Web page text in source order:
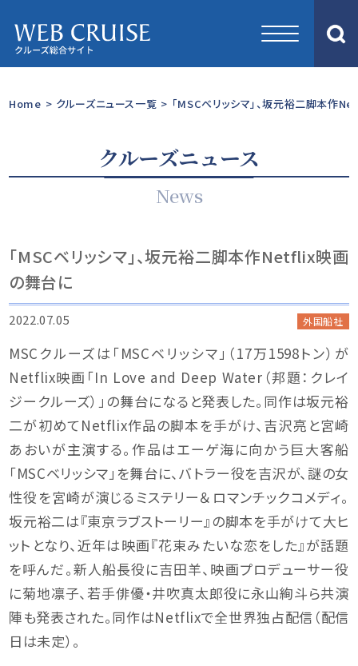
Home > クルーズニュース一覧 > 「MSCベリッシマ」、坂元裕二脚本作
クルーズニュース
News
「MSCベリッシマ」、坂元裕二脚本作Netflix映画
の舞台に
2022.07.05 外国船社
MSCクルーズは「MSCベリッシマ」（17万1598トン）が
Netflix映画「In Love and Deep Water（邦題：クレイ
ジークルーズ）」の舞台になると発表した。同作は坂元裕
二が初めてNetflix作品の脚本を手がけ、吉沢亮と宮崎
あおいが主演する。作品はエーゲ海に向かう巨大客船
「MSCベリッシマ」を舞台に、バトラー役を吉沢が、謎の女
性役を宮崎が演じるミステリー＆ロマンチックコメディ。
坂元裕二は『東京ラブストーリー』の脚本を手がけて大ヒ
ットとなり、近年は映画『花束みたいな恋をした』が話題
を呼んだ。新人船長役に吉田羊、映画プロデューサー役
に菊地凛子、若手俳優・井吹真太郎役に永山絢斗ら共演
陣も発表された。同作はNetflixで全世界独占配信（配信
日は未定）。